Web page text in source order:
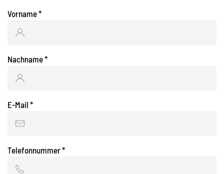
Vorname*
Nachname*
E-Mail *
Telefonnummer*